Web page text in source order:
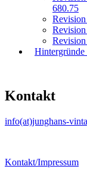
680.75
Revision
Revision
Hintergründe
Kontakt
info(at)junghans-
Kontakt/Impressum